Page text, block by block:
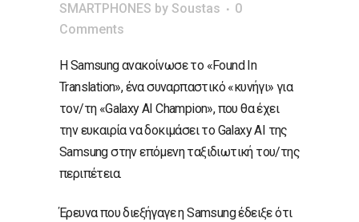
SMARTPHONES by Soustas
0
Comments
Η Samsung ανακοίνωσε το «Found In
Translation», ένα συναρπαστικό «κυνήγι» για
τον/τη «Galaxy AI Champion», που θα έχει
την ευκαιρία να δοκιμάσει το Galaxy AI της
Samsung στην επόμενη ταξιδιωτική του/της
περιπέτεια.
Έρευνα που διεξήγαγε η Samsung έδειξε ότι